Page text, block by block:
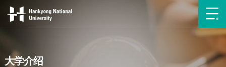
大学介绍